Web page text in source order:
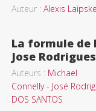
Auteur : Alexis
La formule de
Jose
Auteurs : Michael
Connelly- José
DOS SANTOS